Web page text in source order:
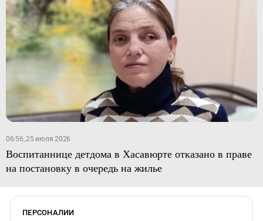
06:56, 25 июля 2026
Воспитаннице детдома в Хасавюрте отказано в праве
на постановку в очередь на жилье
ПЕРСОНАЛИИ